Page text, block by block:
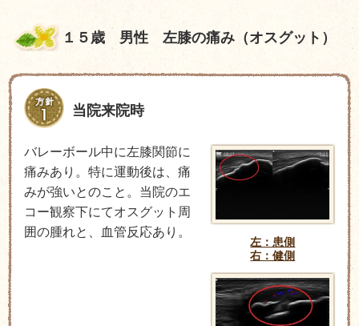
１５歳 男性 左膝の痛み（オスグット）
当院来院時
左：患側
右：健側
バレーボール中に左膝関節に
痛みあり。特に運動後は、痛
みが強いとのこと。当院のエ
コー観察下にてオスグット周
囲の腫れと、血管反応あり。